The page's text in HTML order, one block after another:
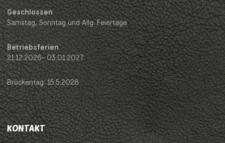
Geschlossen
Samstag, Sonntag und Allg. Feiertage
Betriebsferien
21.12.2026- 03.01.2027
Brückentag: 15.5.2026
KONTAKT